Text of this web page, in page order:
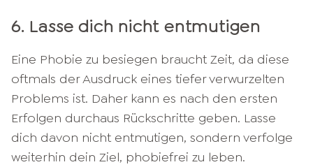
6. Lasse dich nicht entmutigen
Eine Phobie zu besiegen braucht Zeit, da diese
oftmals der Ausdruck eines tiefer verwurzelten
Problems ist. Daher kann es nach den ersten
Erfolgen durchaus Rückschritte geben. Lasse
dich davon nicht entmutigen, sondern verfolge
weiterhin dein Ziel, phobiefrei zu leben.